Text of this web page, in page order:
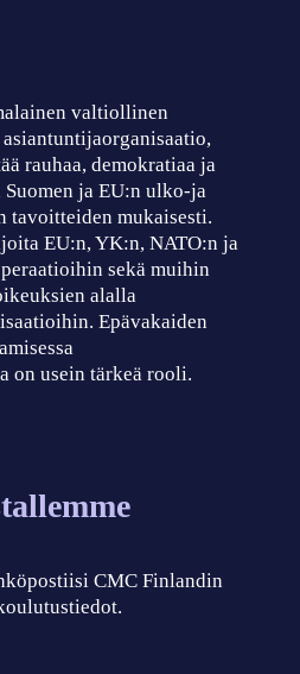
valtiollinen
rauhaa, demokratiaa ja
ja EU:n ulko-ja
mukaisesti.
EU:n, YK:n, NATO:n ja
sekä muihin
alalla
Epävakaiden
usein tärkeä rooli.
CMC Finlandin